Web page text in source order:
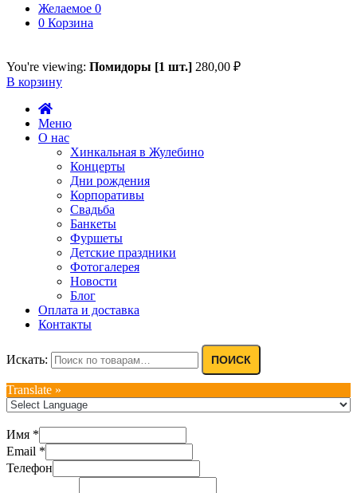
Желаемое 0
0 Корзина
You're viewing: Помидоры [1 шт.] 280,00 ₽
В корзину
Меню
О нас
Хинкальная в Жулебино
Концерты
Дни рождения
Корпоративы
Свадьба
Банкеты
Фуршеты
Детские праздники
Фотогалерея
Новости
Блог
Оплата и доставка
Контакты
Искать: ПОИСК
Translate »
Имя *
Email *
Телефон